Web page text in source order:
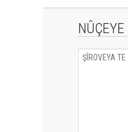
NÛÇEYE